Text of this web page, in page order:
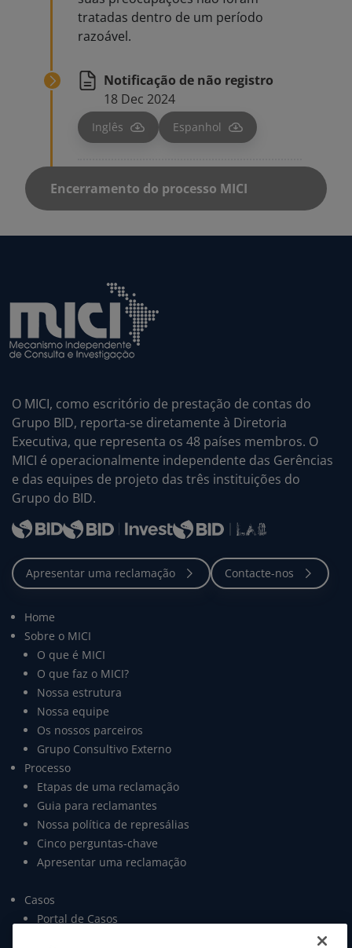
O MICI, como escritório de prestação de contas do
Grupo BID, reporta-se diretamente à Diretoria
Executiva, que representa os 48 países membros. O
MICI é operacionalmente independente das Gerências
e das equipes de projeto das três instituições do
Grupo do BID.
Home
Sobre o MICI
O que é MICI
O que faz o MICI?
Nossa estrutura
Nossa equipe
Os nossos parceiros
Grupo Consultivo Externo
Processo
Etapas de uma reclamação
Guia para reclamantes
Nossa política de represálias
Cinco perguntas-chave
Apresentar uma reclamação
Casos
Portal de Casos